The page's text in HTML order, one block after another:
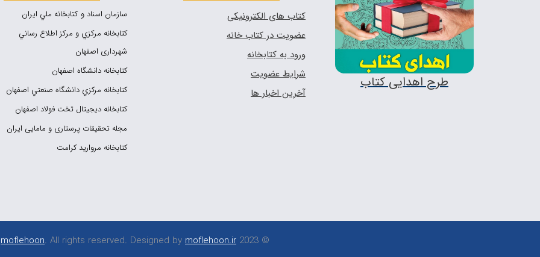
طرح اهدایی کتاب
کتاب های الکترونیکی
عضویت در کتاب خانه
ورود به کتابخانه
شرایط عضویت
آخرین اخبار ها
سازمان اسناد و كتابخانه ملي ايران
کتابخانه مركزي و مركز اطلاع رساني
شهرداری اصفهان
کتابخانه دانشگاه اصفهان
کتابخانه مرکزي دانشگاه صنعتي اصفهان
کتابخانه دیجیتال تخت فولاد اصفهان
مجله تحقیقات پرستاری و مامایی ایران
کتابخانه مروارید کرامت
© 2023
moflehoon. All rights reserved. Designed by moflehoon.ir